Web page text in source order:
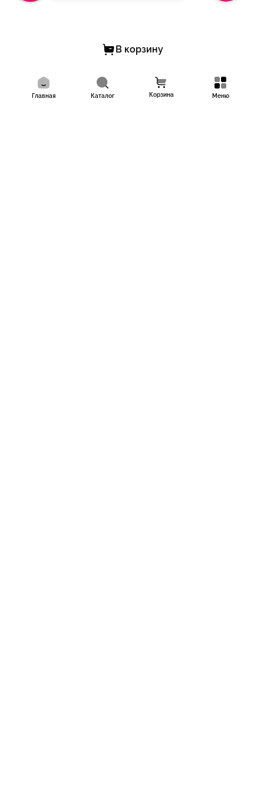
В корзину
Главная Каталог Корзина Меню